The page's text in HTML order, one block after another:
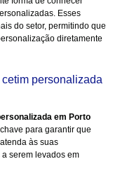
Esses
do setor, permitindo que
diretamente
personalizada
em Porto
para garantir que
às suas
serem levados em